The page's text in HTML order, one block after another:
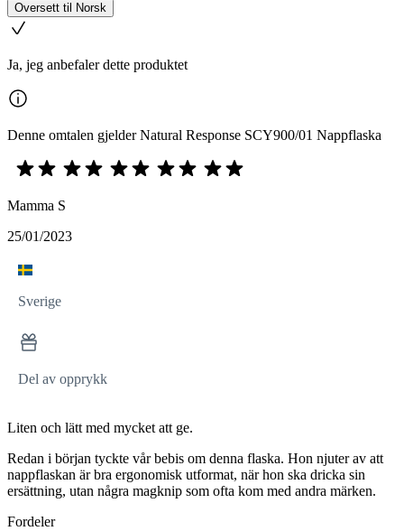
Oversett til Norsk
Ja, jeg anbefaler dette produktet
Denne omtalen gjelder Natural Response SCY900/01 Nappflaska
Mamma S
25/01/2023
Sverige
Del av opprykk
Liten och lätt med mycket att ge.
Redan i början tyckte vår bebis om denna flaska. Hon njuter av att
nappflaskan är bra ergonomisk utformat, när hon ska dricka sin
ersättning, utan några magknip som ofta kom med andra märken.
Fordeler